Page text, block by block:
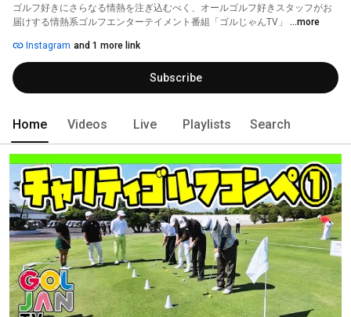
ゴルフ好きにさらなる情熱を注ぎ込むべく、オールゴルフ好きスタッフがお
届けする情熱系ゴルフエンターテイメント番組「ゴルじゃんTV」 ...more
Instagram and 1 more link
Subscribe
Home Videos Live Playlists Search